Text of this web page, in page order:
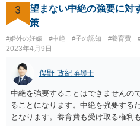
つけているような場合はこちらも
えます。 ご参考になれば幸いです。
3
望まない中絶の強要に対
策
#婚外の妊娠 #中絶 #子の認知 #養育費
2023年4月9日
俣野 政紀 弁護士
中絶を強要することはできませんの
ることになります。中絶を強要する
となります。養育費も受け取る権利